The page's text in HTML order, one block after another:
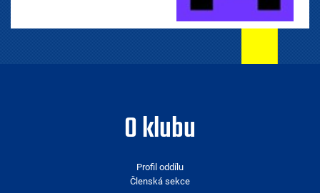
O klubu
Profil oddílu
Členská sekce